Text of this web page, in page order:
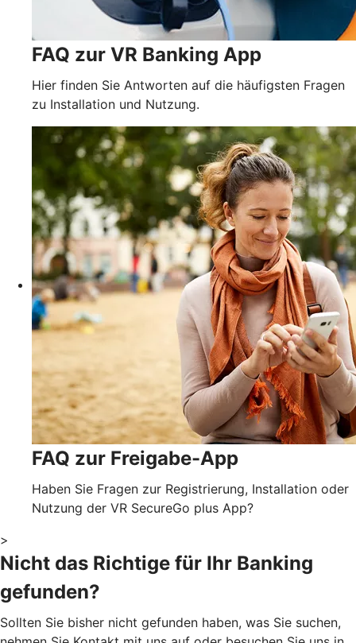
FAQ zur VR Banking App
Hier finden Sie Antworten auf die häufigsten Fragen
zu Installation und Nutzung.
FAQ zur Freigabe-App
Haben Sie Fragen zur Registrierung, Installation oder
Nutzung der VR SecureGo plus App?
>
Nicht das Richtige für Ihr Banking
gefunden?
Sollten Sie bisher nicht gefunden haben, was Sie suchen,